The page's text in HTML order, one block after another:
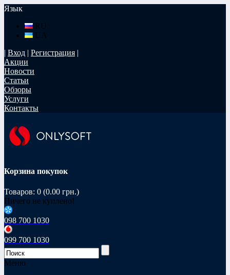
Язык
RU
UA
| Вход | Регистрация |
Акции
Новости
Статьи
Обзоры
Услуги
Контакты
Корзина покупок
Товаров: 0 (0.00 грн.)
Ничего не куплено!
098 700 1030
099 700 1030
Меню